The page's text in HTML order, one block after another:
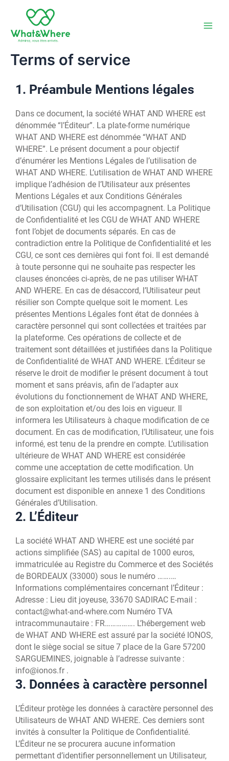
contenu
Terms of service
1. Préambule Mentions légales
Dans ce document, la société WHAT AND WHERE est
dénommée “l’Éditeur”. La plate-forme numérique
WHAT AND WHERE est dénommée “WHAT AND
WHERE”. Le présent document a pour objectif
d’énumérer les Mentions Légales de l’utilisation de
WHAT AND WHERE. L’utilisation de WHAT AND WHERE
implique l’adhésion de l’Utilisateur aux présentes
Mentions Légales et aux Conditions Générales
d’Utilisation (CGU) qui les accompagnent. La Politique
de Confidentialité et les CGU de WHAT AND WHERE
font l’objet de documents séparés. En cas de
contradiction entre la Politique de Confidentialité et les
CGU, ce sont ces dernières qui font foi. Il est demandé
à toute personne qui ne souhaite pas respecter les
clauses énoncées ci-après, de ne pas utiliser WHAT
AND WHERE. En cas de désaccord, l’Utilisateur peut
résilier son Compte quelque soit le moment. Les
présentes Mentions Légales font état de données à
caractère personnel qui sont collectées et traitées par
la plateforme. Ces opérations de collecte et de
traitement sont détaillées et justifiées dans la Politique
de Confidentialité de WHAT AND WHERE. L’Éditeur se
réserve le droit de modifier le présent document à tout
moment et sans préavis, afin de l’adapter aux
évolutions du fonctionnement de WHAT AND WHERE,
de son exploitation et/ou des lois en vigueur. Il
informera les Utilisateurs à chaque modification de ce
document. En cas de modification, l’Utilisateur, une fois
informé, est tenu de la prendre en compte. L’utilisation
ultérieure de WHAT AND WHERE est considérée
comme une acceptation de cette modification. Un
glossaire explicitant les termes utilisés dans le présent
document est disponible en annexe 1 des Conditions
Générales d’Utilisation.
2. L’Éditeur
La société WHAT AND WHERE est une société par
actions simplifiée (SAS) au capital de 1000 euros,
immatriculée au Registre du Commerce et des Sociétés
de BORDEAUX (33000) sous le numéro …….…
Informations complémentaires concernant l’Éditeur :
Adresse : Lieu dit joyeuse, 33670 SADIRAC E-mail :
contact@what-and-where.com Numéro TVA
intracommunautaire : FR……………. L’hébergement web
de WHAT AND WHERE est assuré par la société IONOS,
dont le siège social se situe 7 place de la Gare 57200
SARGUEMINES, joignable à l’adresse suivante :
info@ionos.fr .
3. Données à caractère personnel
L’Éditeur protège les données à caractère personnel des
Utilisateurs de WHAT AND WHERE. Ces derniers sont
invités à consulter la Politique de Confidentialité.
L’Éditeur ne se procurera aucune information
permettant d’identifier personnellement un Utilisateur,